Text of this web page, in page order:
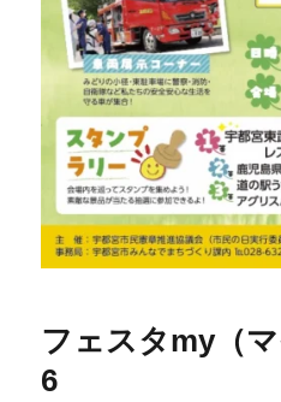
フェスタmy（
6